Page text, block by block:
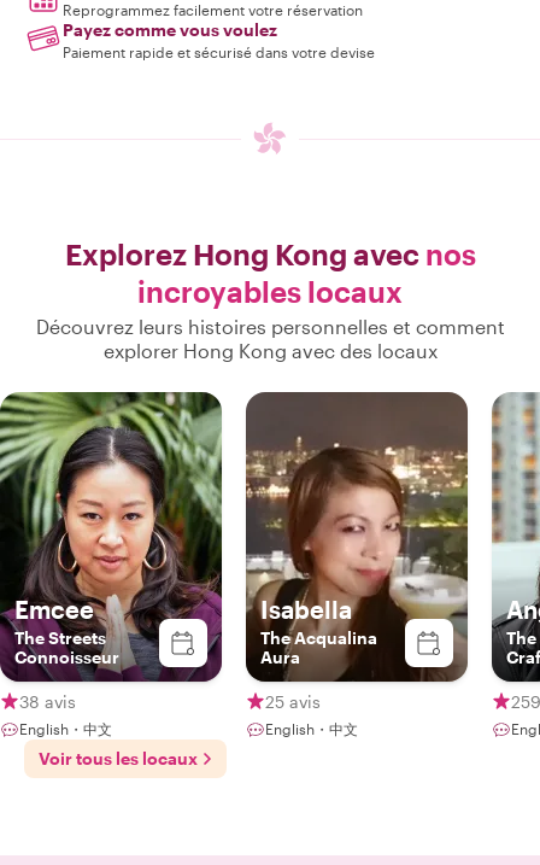
Reprogrammez facilement votre réservation
Payez comme vous voulez
Paiement rapide et sécurisé dans votre devise
Explorez Hong Kong avec nos
incroyables locaux
Découvrez leurs histoires personnelles et comment
explorer Hong Kong avec des locaux
Emcee
The Streets
Connoisseur
38 avis
English・中文
Isabella
The Acqualina
Aura
25 avis
English・中文
Voir tous les locaux